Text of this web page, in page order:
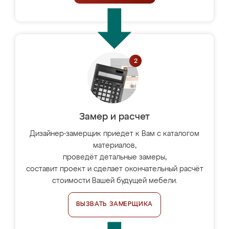
Замер и расчет
Дизайнер-замерщик приедет к Вам с каталогом
материалов,
проведёт детальные замеры,
составит проект и сделает окончательный расчёт
стоимости Вашей будущей мебели.
ВЫЗВАТЬ ЗАМЕРЩИКА